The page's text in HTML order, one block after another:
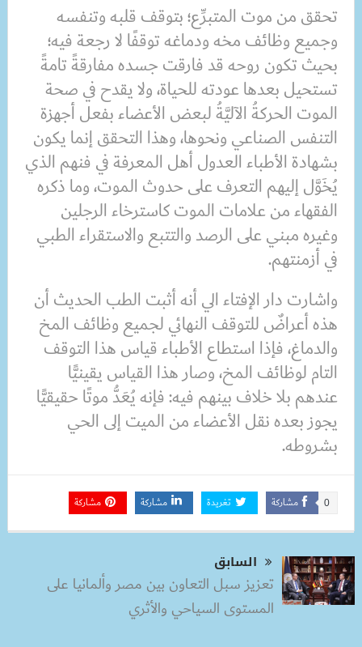
تحقق من موت المتبرِّع؛ بتوقف قلبه وتنفسه
وجميع وظائف مخه ودماغه توقفًا لا رجعة فيه؛
بحيث تكون روحه قد فارقت جسده مفارقةً تامةً
تستحيل بعدها عودته للحياة، ولا يقدح في صحة
الموت الحركةُ الآليَّةُ لبعض الأعضاء بفعل أجهزة
التنفس الصناعي ونحوها، وهذا التحقق إنما يكون
بشهادة الأطباء العدول أهل المعرفة في فنهم الذي
يُخَوَّل إليهم التعرف على حدوث الموت، وما ذكره
الفقهاء من علامات الموت كاسترخاء الرجلين
وغيره مبني على الرصد والتتبع والاستقراء الطبي
في أزمنتهم.
واشارت دار الإفتاء الي أنه أثبت الطب الحديث أن
هذه أعراضٌ للتوقف النهائي لجميع وظائف المخ
والدماغ، فإذا استطاع الأطباء قياس هذا التوقف
التام لوظائف المخ، وصار هذا القياس يقينيًّا
عندهم بلا خلاف بينهم فيه: فإنه يُعَدُّ موتًا حقيقيًّا
يجوز بعده نقل الأعضاء من الميت إلى الحي
بشروطه.
مشاركة 0 تغريدة مشاركة مشاركة
السابق
تعزيز سبل التعاون بين مصر وألمانيا على
المستوى السياحي والأثري